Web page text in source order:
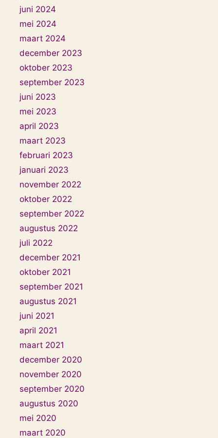
juni 2024
mei 2024
maart 2024
december 2023
oktober 2023
september 2023
juni 2023
mei 2023
april 2023
maart 2023
februari 2023
januari 2023
november 2022
oktober 2022
september 2022
augustus 2022
juli 2022
december 2021
oktober 2021
september 2021
augustus 2021
juni 2021
april 2021
maart 2021
december 2020
november 2020
september 2020
augustus 2020
mei 2020
maart 2020